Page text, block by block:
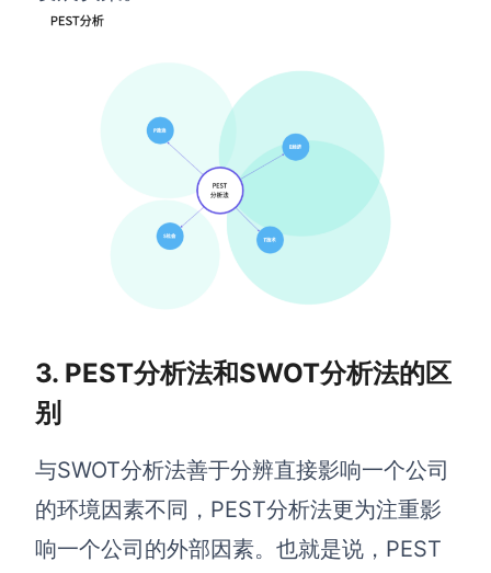
3. PEST分析法和SWOT分析法的区
别
与SWOT分析法善于分辨直接影响一个公司
的环境因素不同，PEST分析法更为注重影
响一个公司的外部因素。也就是说，PEST